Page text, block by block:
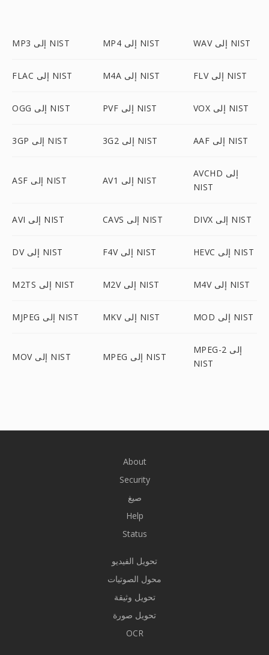
MP3 إلى NIST MP4 إلى NIST WAV إلى NIST
FLAC إلى NIST M4A إلى NIST FLV إلى NIST
OGG إلى NIST PVF إلى NIST VOX إلى NIST
3GP إلى NIST 3G2 إلى NIST AAF إلى NIST
ASF إلى NIST AV1 إلى NIST
AVCHD إلى
NIST
AVI إلى NIST CAVS إلى NIST DIVX إلى NIST
DV إلى NIST F4V إلى NIST HEVC إلى NIST
M2TS إلى NIST M2V إلى NIST M4V إلى NIST
MJPEG إلى NIST MKV إلى NIST MOD إلى NIST
MOV إلى NIST MPEG إلى NIST
MPEG-2 إلى
NIST
About
Security
صيغ
Help
Status
تحويل الفيديو
محول الصوتيات
تحويل وثيقة
تحويل صورة
OCR